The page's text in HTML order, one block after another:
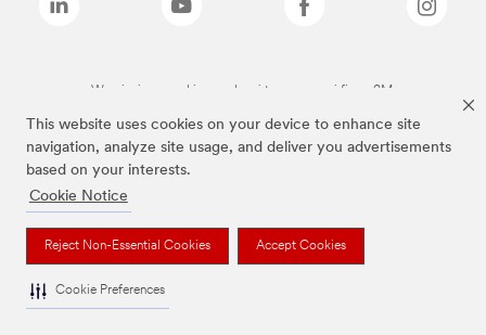
This website uses cookies on your device to enhance site
navigation, analyze site usage, and deliver you advertisements
based on your interests.
Cookie Notice
Reject Non-Essential Cookies Accept Cookies
Cookie Preferences
Wymienione marki są znakami towarowymi firmy 3M.